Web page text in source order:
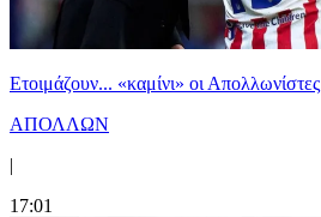
Ετοιμάζουν... «καμίνι» οι Απολλωνίστες
ΑΠΟΛΛΩΝ
|
17:01